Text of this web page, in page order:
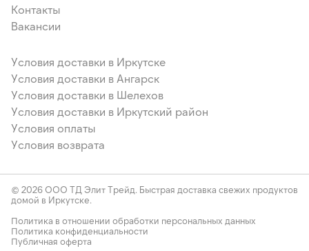
Контакты
Вакансии
Условия доставки в Иркутске
Условия доставки в Ангарск
Условия доставки в Шелехов
Условия доставки в Иркутский район
Условия оплаты
Условия возврата
© 2026 ООО ТД Элит Трейд. Быстрая доставка свежих продуктов
домой в Иркутске.
Политика в отношении обработки персональных данных
Политика конфиденциальности
Публичная оферта